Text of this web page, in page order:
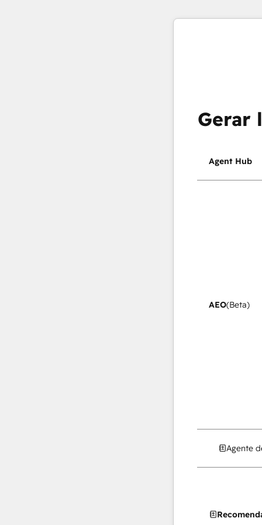
Gerar
Agent Hub
AEO(Beta)
Agente